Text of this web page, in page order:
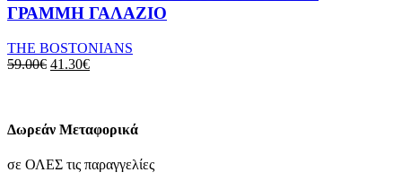
πολλαπλές
παραλλαγές.
επιλογές
μπορούν
σελίδα
προϊόντος
ΓΡΑΜΜΗ ΓΑΛΑΖΙΟ
THE BOSTONIANS
59.00€ Original
41.30€Η
41.30€.
Δωρεάν Μεταφορικά
σε ΟΛΕΣ τις παραγγελίες